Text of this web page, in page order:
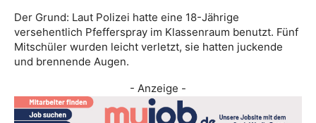
Der Grund: Laut Polizei hatte eine 18-Jährige
versehentlich Pfefferspray im Klassenraum benutzt. Fünf
Mitschüler wurden leicht verletzt, sie hatten juckende
und brennende Augen.
- Anzeige -